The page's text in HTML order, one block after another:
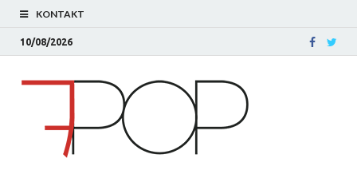
KONTAKT
10/08/2026